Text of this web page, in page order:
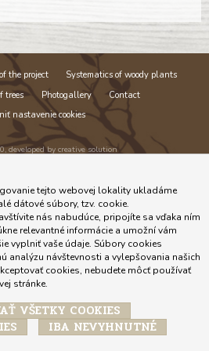
the project
Systematics of woody plants
trees
Photogallery
Contact
nastavenie cookies
developed bycreative solution
tejto webovej lokality ukladáme
dátové súbory, tzv. cookie.
nás nabudúce, pripojíte sa vďaka ním
relevantné informácie a umožní vám
vyplniť vaše údaje. Súbory cookies
analýzu návštevnosti a vylepšovania našich
cookies, nebudete môcť používať
stránke.
VŠETKY COOKIES
IBA NEVYHNUTNÉ